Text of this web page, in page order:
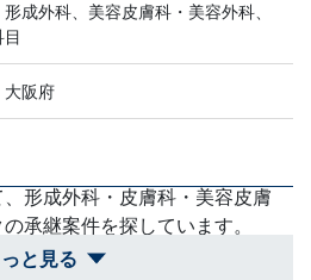
形成外科、美容皮膚科・美容外科、
大阪府
形成外科・皮膚科・美容皮膚
承継案件を探しています。
と見る